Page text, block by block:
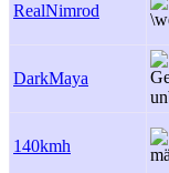
RealNimrod
DarkMaya
140kmh